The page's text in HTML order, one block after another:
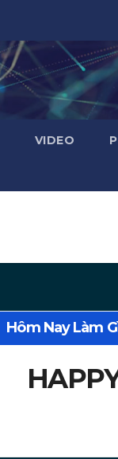
VIDEO
Hôm Nay Làm